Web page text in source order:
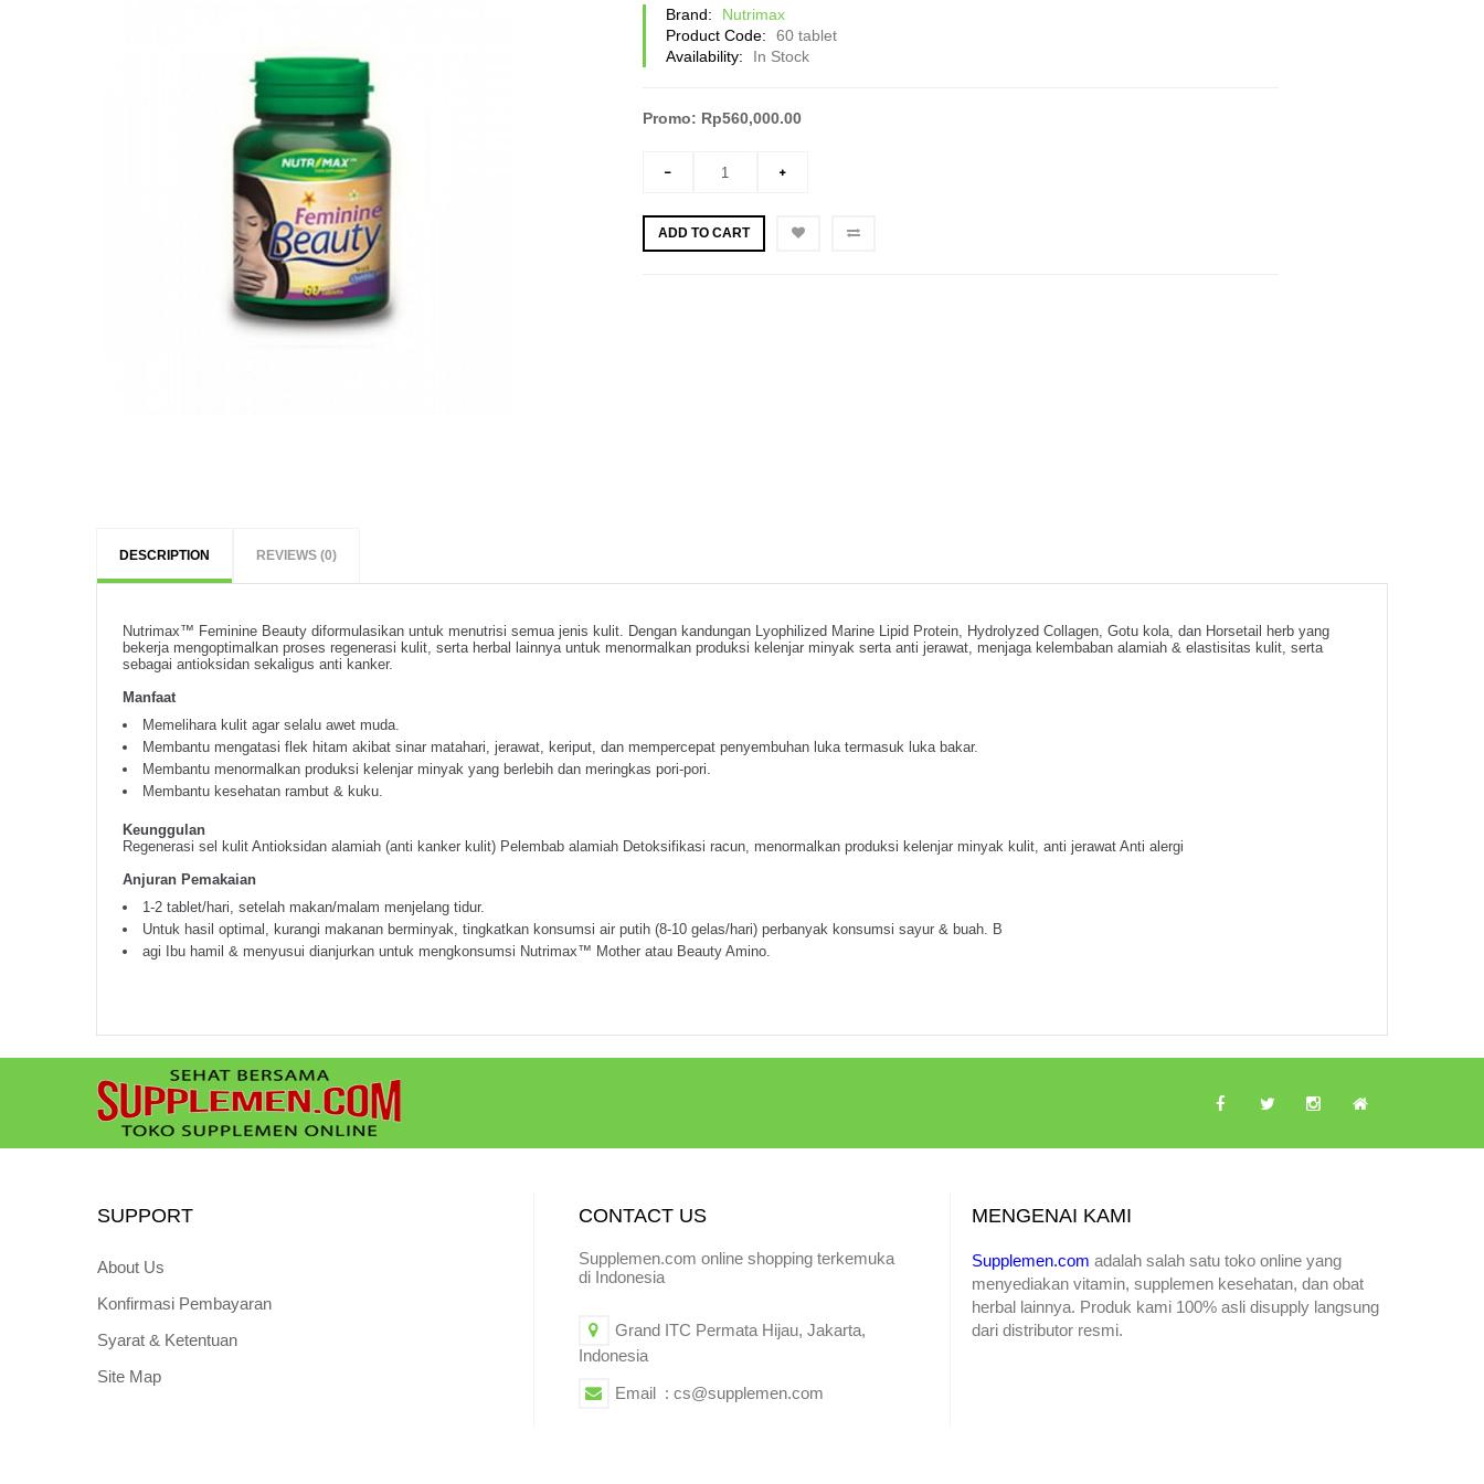
Brand:
Nutrimax
Product Code:
60 tablet
Availability:
In Stock
Promo: Rp560,000.00
ADD TO CART
DESCRIPTION REVIEWS (0)
Nutrimax™ Feminine Beauty diformulasikan untuk menutrisi semua jenis kulit. Dengan kandungan Lyophilized Marine Lipid Protein, Hydrolyzed Collagen, Gotu kola, dan Horsetail herb yang
bekerja mengoptimalkan proses regenerasi kulit, serta herbal lainnya untuk menormalkan produksi kelenjar minyak serta anti jerawat, menjaga kelembaban alamiah & elastisitas kulit, serta
sebagai antioksidan sekaligus anti kanker.
Manfaat
Memelihara kulit agar selalu awet muda.
Membantu mengatasi flek hitam akibat sinar matahari, jerawat, keriput, dan mempercepat penyembuhan luka termasuk luka bakar.
Membantu menormalkan produksi kelenjar minyak yang berlebih dan meringkas pori-pori.
Membantu kesehatan rambut & kuku.
Keunggulan
Regenerasi sel kulit Antioksidan alamiah (anti kanker kulit) Pelembab alamiah Detoksifikasi racun, menormalkan produksi kelenjar minyak kulit, anti jerawat Anti alergi
Anjuran Pemakaian
1-2 tablet/hari, setelah makan/malam menjelang tidur.
Untuk hasil optimal, kurangi makanan berminyak, tingkatkan konsumsi air putih (8-10 gelas/hari) perbanyak konsumsi sayur & buah. B
agi Ibu hamil & menyusui dianjurkan untuk mengkonsumsi Nutrimax™ Mother atau Beauty Amino.
SUPPORT
About Us
Konfirmasi Pembayaran
Syarat & Ketentuan
Site Map
CONTACT US
Supplemen.com online shopping terkemuka
di Indonesia
Grand ITC Permata Hijau, Jakarta,
Indonesia
Email : cs@supplemen.com
MENGENAI KAMI
Supplemen.com adalah salah satu toko online yang
menyediakan vitamin, supplemen kesehatan, dan obat
herbal lainnya. Produk kami 100% asli disupply langsung
dari distributor resmi.